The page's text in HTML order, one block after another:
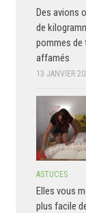
Des avions
de
pommes de
affamés
13 JANVIER
ASTUCES
Elles vous
plus facile